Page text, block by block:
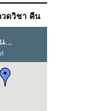
ดวิชา คีน